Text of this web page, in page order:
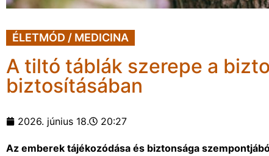
ÉLETMÓD / MEDICINA
A tiltó táblák szerepe a
biztosításában
2026. június 18. 20:27
Az emberek tájékozódása és biztonsága